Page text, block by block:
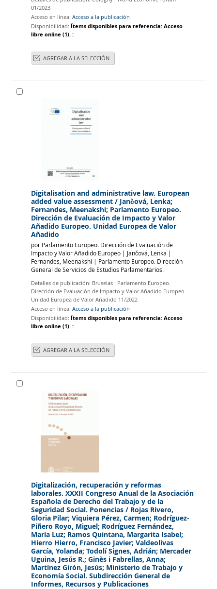
01/2023
Acceso en línea:Acceso a la publicación
Disponibilidad: Ítems disponibles para referencia:Acceso
libre online (1).:
AGREGAR A LA SELECCIÓN
Digitalisation and administrative law. European
added value assessment/ Jančová, Lenka;
Fernandes, Meenakshi; Parlamento Europeo.
Dirección de Evaluación de Impacto y Valor
Añadido Europeo. Unidad Europea de Valor
Añadido
por Parlamento Europeo. Dirección de Evaluación de
Impacto y Valor Añadido Europeo | Jančová, Lenka |
Fernandes, Meenakshi | Parlamento Europeo. Dirección
General de Servicios de Estudios Parlamentarios.
Detalles de publicación: Bruselas : Parlamento Europeo.
Dirección de Evaluación de Impacto y Valor Añadido Europeo.
Unidad Europea de Valor Añadido 11/2022
Acceso en línea:Acceso a la publicación
Disponibilidad: Ítems disponibles para referencia:Acceso
libre online (1).:
AGREGAR A LA SELECCIÓN
Digitalización, recuperación y reformas
laborales. XXXII Congreso Anual de la Asociación
Española de Derecho del Trabajo y de la
Seguridad Social. Ponencias/ Rojas Rivero,
Gloria Pilar; Viquiera Pérez, Carmen; Rodríguez-
Piñero Royo, Miguel; Rodríguez Fernández,
María Luz; Ramos Quintana, Margarita Isabel;
Hierro Hierro, Francisco Javier; Valdeolivas
García, Yolanda; Todolí Signes, Adrián; Mercader
Uguina, Jesús R.; Ginès i Fabrellas, Anna;
Martínez Girón, Jesús; Ministerio de Trabajo y
Economía Social. Subdirección General de
Informes, Recursos y Publicaciones